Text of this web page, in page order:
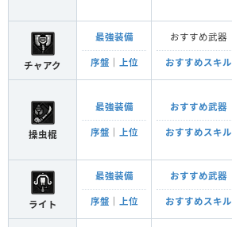
チャアク
最強装備
序盤 上位
おすすめ武器
おすすめスキル
操虫棍
最強装備
序盤 上位
おすすめ武器
おすすめスキル
ライト
最強装備
序盤 上位
おすすめ武器
おすすめスキル